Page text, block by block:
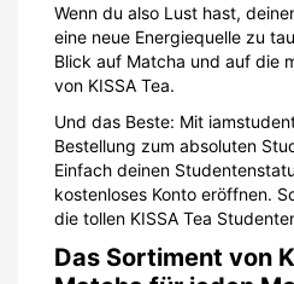
Wenn du also Lust hast,
eine neue Energiequelle zu
Blick auf Matcha und auf die
von KISSA Tea.
Und das Beste: Mit
Bestellung zum absoluten
Einfach deinen
kostenloses Konto eröffnen.
die tollen KISSA Tea
Das Sortiment von